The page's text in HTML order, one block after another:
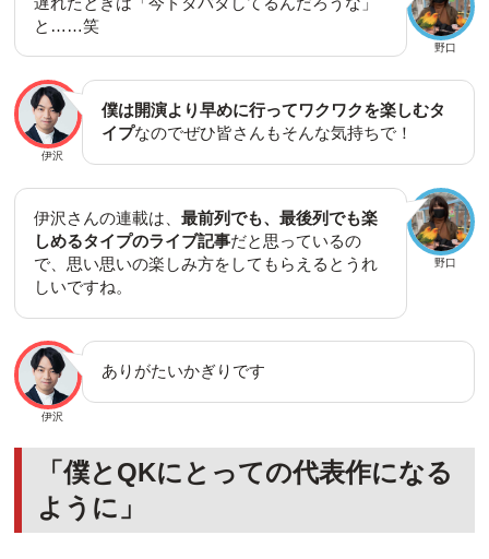
野口
と……笑
伊沢
僕は開演より早めに行ってワクワクを楽しむタ
イプなのでぜひ皆さんもそんな気持ちで！
野口
伊沢さんの連載は、 最前列でも、最後列でも楽
しめるタイプのライブ記事だと思っているの
で、思い思いの楽しみ方をしてもらえるとうれ
しいですね。
伊沢
ありがたいかぎりです
「僕とQKにとっての代表作になる
ように」